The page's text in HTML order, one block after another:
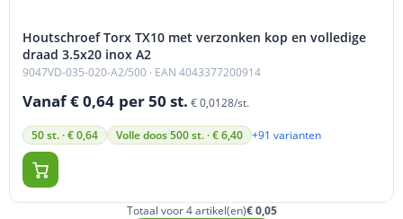
Houtschroef Torx TX10 met verzonken kop en volledige
draad 3.5x20 inox A2
9047VD-035-020-A2/500 · EAN 4043377200914
Vanaf € 0,64 per 50 st. € 0,0128/st.
50 st. · € 0,64 Volle doos 500 st. · € 6,40 +91 varianten
Totaal voor 4 artikel(en)€ 0,05